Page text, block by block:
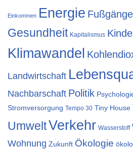
Einkommen Energie
Gesundheit Kapitalismus
Klimawandel
Landwirtschaft
Nachbarschaft Politik
Stromversorgung Tempo 30 Tiny House
UmweltVerkehr Wasserstoff
Wohnung Zukunft Ökologie